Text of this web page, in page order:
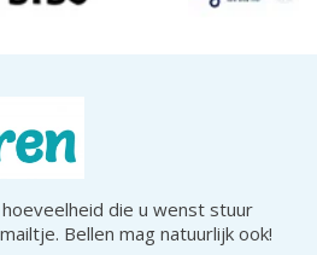
die u wenst stuur
Bellen mag natuurlijk ook!